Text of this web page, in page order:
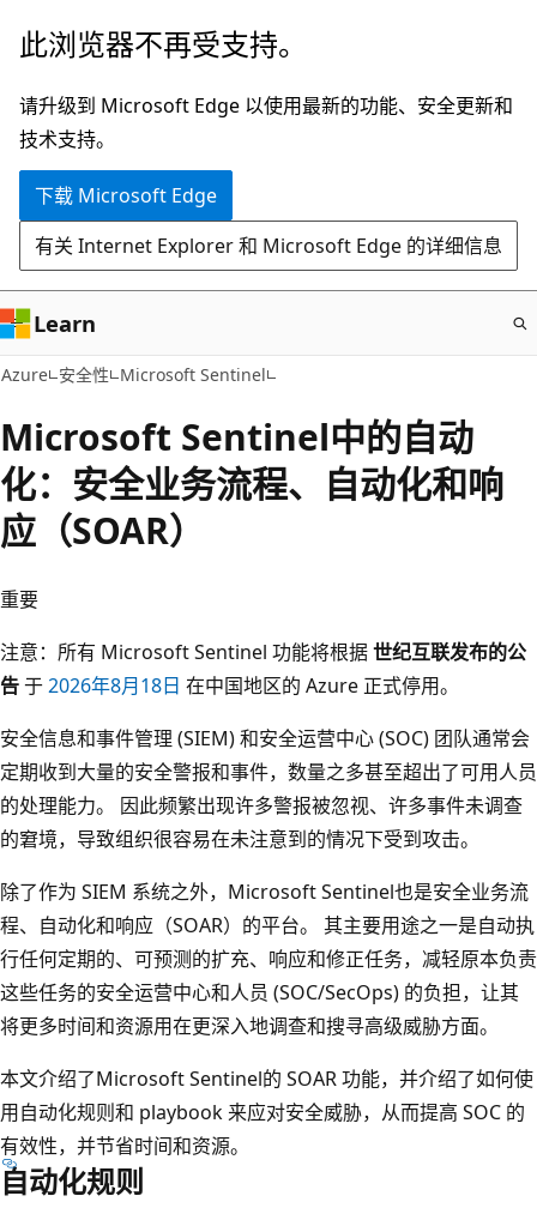
跳
主
要
内
此浏览器不再受支持。
请升级到 Microsoft Edge 以使用最新的功能、安全更新和
技术支持。
下载 Microsoft Edge
有关 Internet Explorer 和 Microsoft Edge 的详细信息
Learn
Azure 安全性 Microsoft Sentinel
Microsoft Sentinel中的自动
化：安全业务流程、自动化和响
应（SOAR）
重要
注意：所有 Microsoft Sentinel 功能将根据世纪互联发布的公
告于2026年8月18日 在中国地区的 Azure 正式停用。
安全信息和事件管理 (SIEM) 和安全运营中心 (SOC) 团队通常会
定期收到大量的安全警报和事件，数量之多甚至超出了可用人员
的处理能力。 因此频繁出现许多警报被忽视、许多事件未调查
的窘境，导致组织很容易在未注意到的情况下受到攻击。
除了作为 SIEM 系统之外，Microsoft Sentinel也是安全业务流
程、自动化和响应（SOAR）的平台。 其主要用途之一是自动执
行任何定期的、可预测的扩充、响应和修正任务，减轻原本负责
这些任务的安全运营中心和人员 (SOC/SecOps) 的负担，让其
将更多时间和资源用在更深入地调查和搜寻高级威胁方面。
本文介绍了Microsoft Sentinel的 SOAR 功能，并介绍了如何使
用自动化规则和 playbook 来应对安全威胁，从而提高 SOC 的
有效性，并节省时间和资源。
自动化规则